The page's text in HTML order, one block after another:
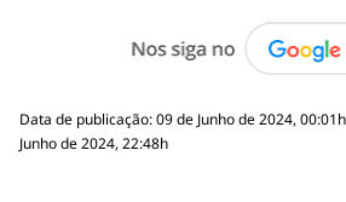
Data de publicação: 09 de Junho de 2024,
Junho de 2024, 22:48h